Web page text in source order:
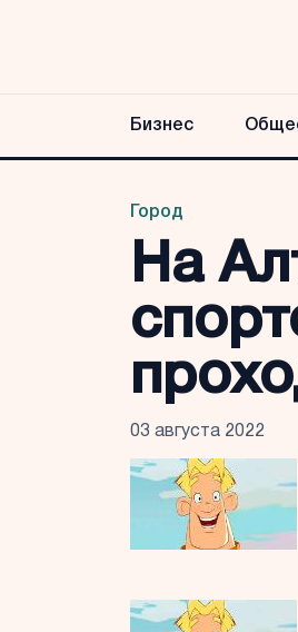
Бизнес
Город
На
03 августа 2022